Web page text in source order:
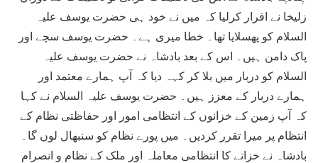
زلیخا نے اقرار کرلیا کہ میں نے خود ہی حضرت یوسف علیہ
السلام کو پھسلایا تھا۔ خطا میری ہے۔ حضرت یوسف سچے اور
پاک دامن ہیں۔ اس کے بعد بادشاہ نے حضرت یوسف علیہ
السلام کو دربار میں بلا کر کہہ دیا کہ آپ ہمارے معتمد اور
ہمارے دربار کے معزز ہیں۔ حضرت یوسف علیہ السلام نے کہا
کہ آپ زمین کے خزانوں کے انتظامی امور اور حفاظتی نظام کے
انتظام پر میرا تقرر کردیں۔ میں پورے نظام کو سنبھال لوں گا۔
بادشاہ نے خزانے کا انتظامی معاملہ اور ملک کے نظام و انصرام